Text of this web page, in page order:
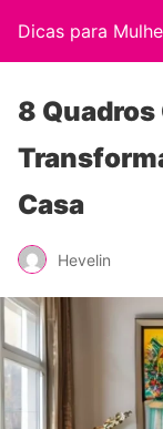
Dicas para
8
Casa
Hevelin